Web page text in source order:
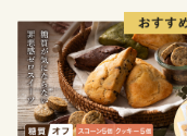
トランス脂肪酸・人工
料・不使用）【
se 】